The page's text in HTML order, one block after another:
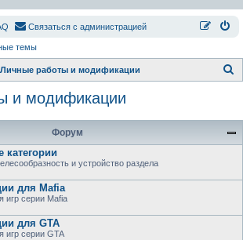
Связаться с администрацией
темы
Личные работы и модификации
к
и модификации
Форум
категории
и устройство раздела
для Mafia
игр серии Mafia
для GTA
игр серии GTA